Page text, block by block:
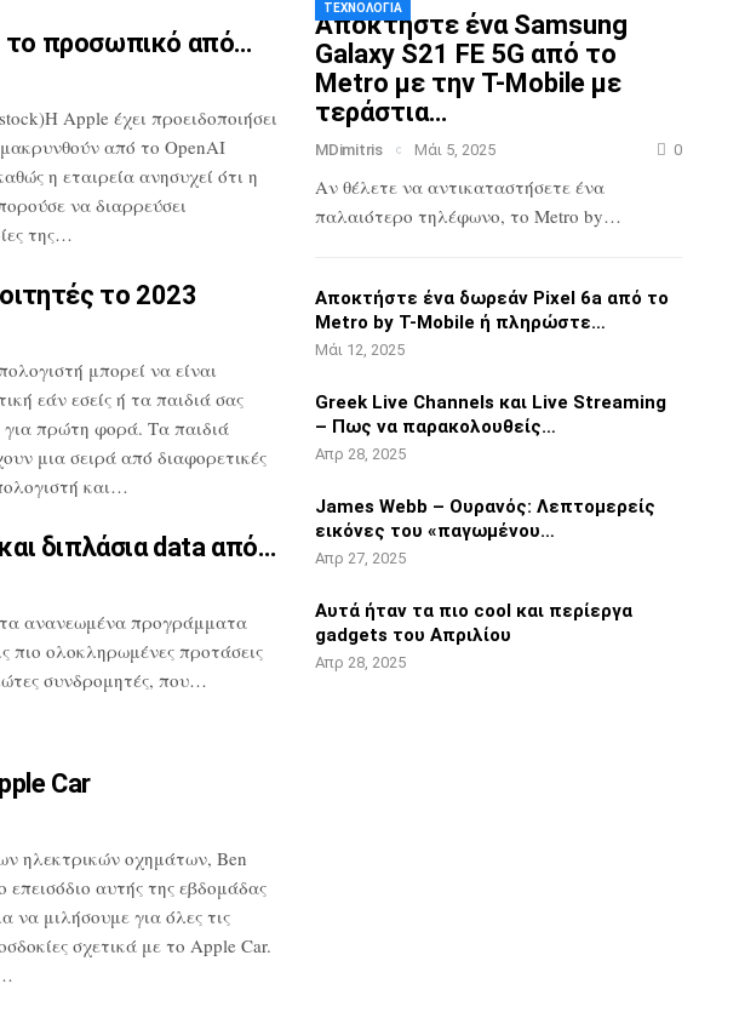
το προσωπικό από…
Appleέχει προειδοποιήσει
από το OpenAI
η εταιρείαανησυχεί ότι η
να διαρρεύσει
της…
το 2023
μπορεί να είναι
εάνεσείς ή τα παιδιά σας
για πρώτη φορά. Τα παιδιά
μια σειρά από διαφορετικές
και…
διπλάσια data από…
ανανεωμέναπρογράμματα
πιο ολοκληρωμένες προτάσεις
συνδρομητές, που…
Car
ηλεκτρικώνοχημάτων, Ben
επεισόδιο αυτής της εβδομάδας
να μιλήσουμε γιαόλες τις
σχετικά με το Apple Car.
ΤΕΧΝΟΛΟΓΊΑ
Αποκτήστε ένα Samsung
Galaxy S21 FE 5G από το
Metro με την T-Mobile με
τεράστια…
MDimitris Μάι 5, 2025 0
Αν θέλετε να αντικαταστήσετε ένα
παλαιότερο τηλέφωνο, το Metro by…
Αποκτήστε ένα δωρεάν Pixel 6a από το
Metro by T-Mobile ή πληρώστε…
Μάι 12, 2025
Greek Live Channels και Live Streaming
– Πως να παρακολουθείς…
Απρ 28, 2025
James Webb – Ουρανός: Λεπτομερείς
εικόνες του «παγωμένου…
Απρ 27, 2025
Αυτά ήταν τα πιο cool και περίεργα
gadgets του Απριλίου
Απρ 28, 2025